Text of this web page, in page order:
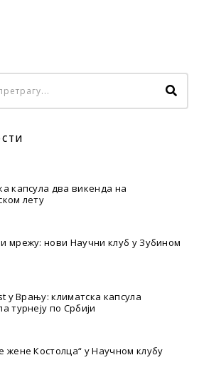
капсула два викенда на
лету
мрежу: нови Научни клуб у Зубином
у Врању: климатска капсула
турнеју по Србији
жене Костолца“ у Научном клубу